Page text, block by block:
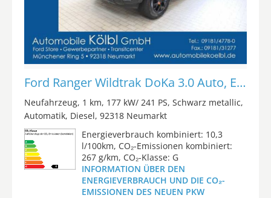
Ford Ranger Wildtrak DoKa 3.0 Auto, EL.ROLLO/AHK/iACC
Neufahrzeug 1 km 177 kW/ 241 PS Schwarz metallic
Automatik Diesel 92318 Neumarkt
Energieverbrauch kombiniert: 10,3
l/100km, CO₂-Emissionen kombiniert:
267 g/km, CO₂-Klasse: G
INFORMATION ÜBER DEN
ENERGIEVERBRAUCH UND DIE CO₂-
EMISSIONEN DES NEUEN PKW